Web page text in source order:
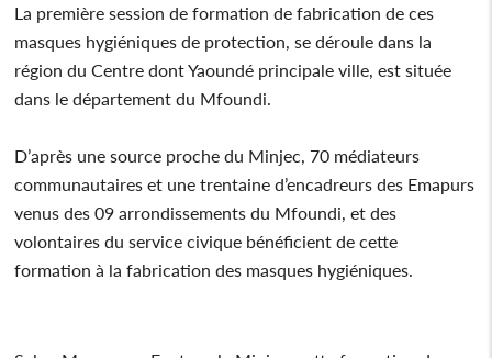
La première session de formation de fabrication de ces
masques hygiéniques de protection, se déroule dans la
région du Centre dont Yaoundé principale ville, est située
dans le département du Mfoundi.
D’après une source proche du Minjec, 70 médiateurs
communautaires et une trentaine d’encadreurs des Emapurs
venus des 09 arrondissements du Mfoundi, et des
volontaires du service civique bénéficient de cette
formation à la fabrication des masques hygiéniques.